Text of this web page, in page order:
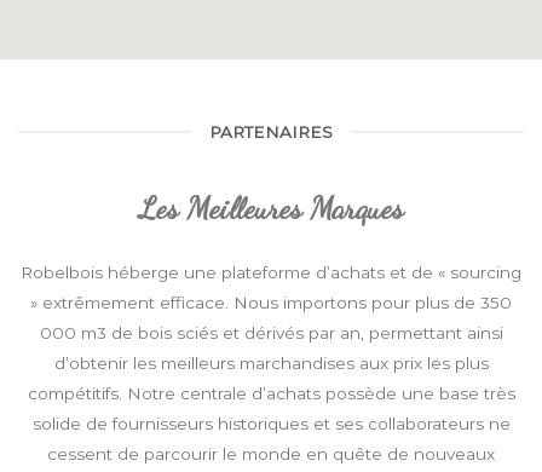
PARTENAIRES
Les Meilleures Marques
Robelbois héberge une plateforme d’achats et de « sourcing
» extrêmement efficace. Nous importons pour plus de 350
000 m3 de bois sciés et dérivés par an, permettant ainsi
d’obtenir les meilleurs marchandises aux prix les plus
compétitifs. Notre centrale d’achats possède une base très
solide de fournisseurs historiques et ses collaborateurs ne
cessent de parcourir le monde en quête de nouveaux